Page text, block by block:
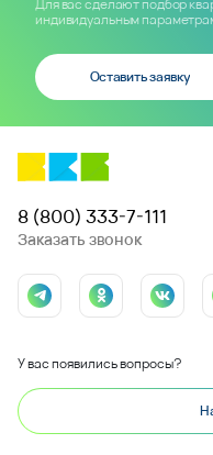
Для вас сделают подбор
индивидуальным
Оставить заявку
8 (800) 333-7-111
Заказать звонок
У вас появились вопросы?